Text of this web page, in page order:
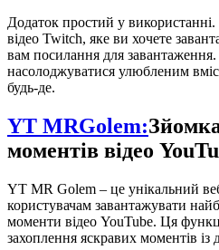
Додаток простий у
відео Twitch, яке ви хочете
вам посилання для
насолоджуватися улюбленим
будь-де.
YT MRGolem:
моментів відео
YT MR Golem – це унікальний
користувачам завантажувати
моменти відео YouTube. Ця
захоплення яскравих моментів із